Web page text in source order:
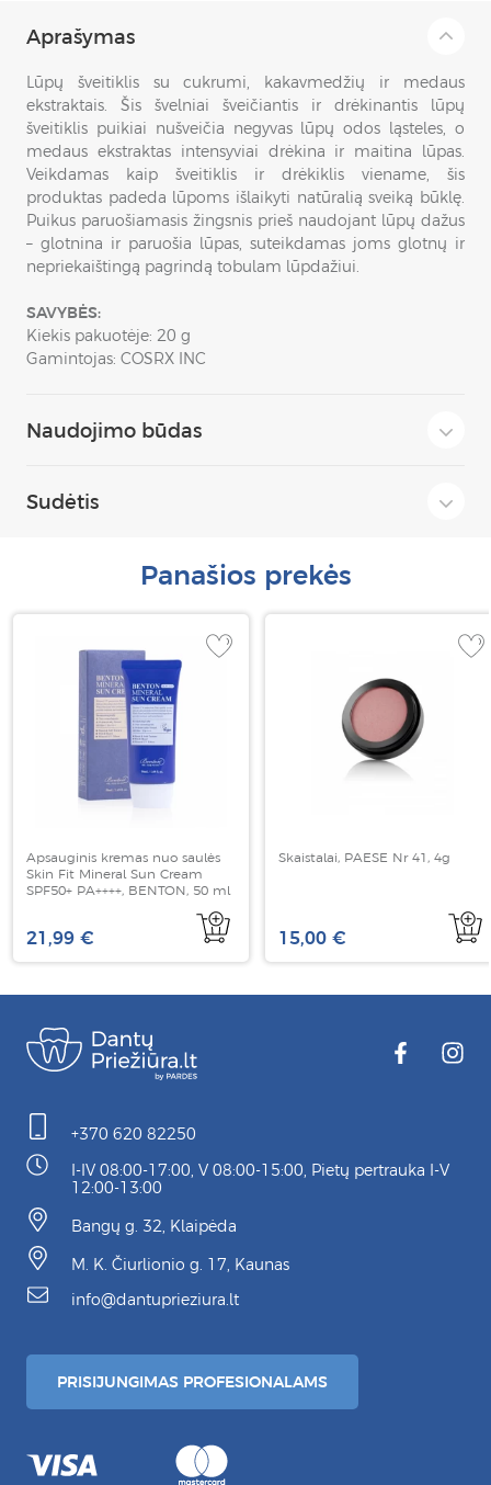
Aprašymas
Lūpų šveitiklis su cukrumi, kakavmedžių ir medaus
ekstraktais. Šis švelniai šveičiantis ir drėkinantis lūpų
šveitiklis puikiai nušveičia negyvas lūpų odos ląsteles, o
medaus ekstraktas intensyviai drėkina ir maitina lūpas.
Veikdamas kaip šveitiklis ir drėkiklis viename, šis
produktas padeda lūpoms išlaikyti natūralią sveiką būklę.
Puikus paruošiamasis žingsnis prieš naudojant lūpų dažus
– glotnina ir paruošia lūpas, suteikdamas joms glotnų ir
nepriekaištingą pagrindą tobulam lūpdažiui.
SAVYBĖS:
Kiekis pakuotėje: 20 g
Gamintojas: COSRX INC
Naudojimo būdas
Sudėtis
Panašios prekės
Apsauginis kremas nuo saulės
Skin Fit Mineral Sun Cream
SPF50+ PA++++, BENTON, 50 ml
21,99 €
Skaistalai, PAESE Nr 41, 4g
15,00 €
+370 620 82250
I-IV 08:00-17:00, V 08:00-15:00, Pietų pertrauka I-V
12:00-13:00
Bangų g. 32, Klaipėda
M. K. Čiurlionio g. 17, Kaunas
info@dantuprieziura.lt
PRISIJUNGIMAS PROFESIONALAMS